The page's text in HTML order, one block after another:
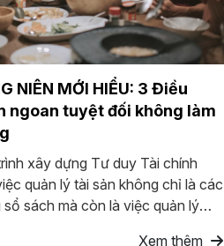
chi tiêu khác biệt – Vì họ
gian
chỉ kiếm tiền khác biệt, mà
biệt. Thói quen tài chính của
nằm ở việc họ có bao nhiêu
tư duy tài ...
Xem thêm